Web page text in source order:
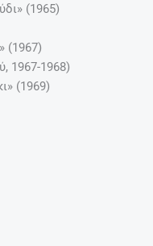
(1965)
(1967)
1967-1968)
(1969)